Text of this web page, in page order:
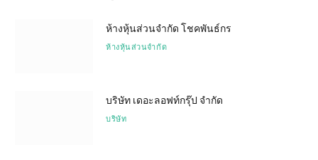
ห้างหุ้นส่วนจำกัด โชคพันธ์กร
ห้างหุ้นส่วนจำกัด
บริษัท เดอะลอฟท์กรุ๊ป จำกัด
บริษัท